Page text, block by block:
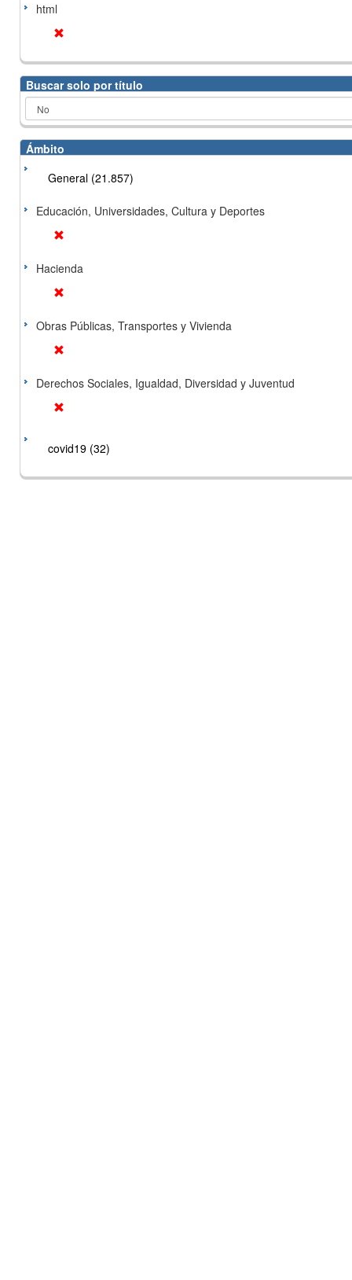
html
Buscar solo por título
Ámbito
General (21.857)
Educación, Universidades, Cultura y Deportes
Hacienda
Obras Públicas, Transportes y Vivienda
Derechos Sociales, Igualdad, Diversidad y Juventud
covid19 (32)